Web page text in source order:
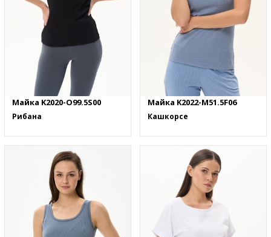
Майка K2020-O99.5S00
Рибана
Майка K2022-M51.5F06
Кашкорсе